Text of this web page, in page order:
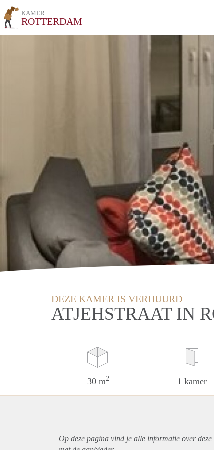
KAMER
ROTTERDAM
DEZE KAMER IS VERHUURD
ATJEHSTRAAT IN
30 m2 1 kamer
Op deze pagina vind je alle informatie over